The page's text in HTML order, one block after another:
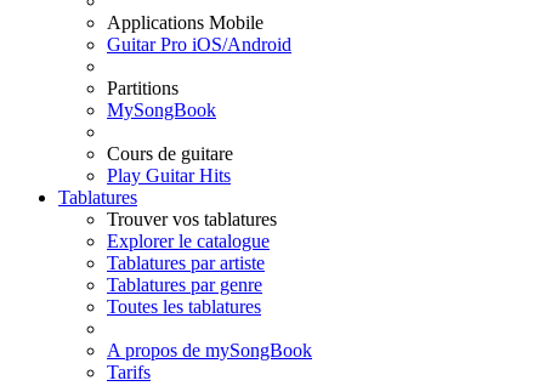
Applications Mobile
Guitar Pro iOS/Android
Partitions
MySongBook
Cours de guitare
Play Guitar Hits
Tablatures
Trouver vos tablatures
Explorer le catalogue
Tablatures par artiste
Tablatures par genre
Toutes les tablatures
A propos de mySongBook
Tarifs